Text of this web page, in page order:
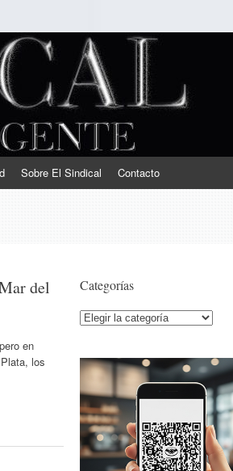
Sobre El Sindical Contacto
del
en
los
Categorías
Categorías